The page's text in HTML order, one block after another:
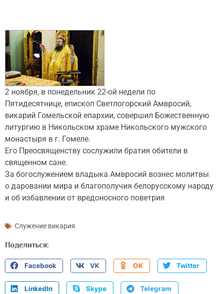
2 ноября, в понедельник 22-ой недели по
Пятидесятнице, епископ Светлогорский Амвросий,
викарий Гомельской епархии, совершил Божественную
литургию в Никольском храме Никольского мужского
монастыря в г. Гомеле.
Его Преосвященству сослужили братия обители в
священном сане.
За богослужением владыка Амвросий вознес молитвы
о даровании мира и благополучия белорусскому народу
и об избавлении от вредоносного поветрия
Служение викария
Поделиться:
Facebook VK OK Twitter
LinkedIn Skype Telegram